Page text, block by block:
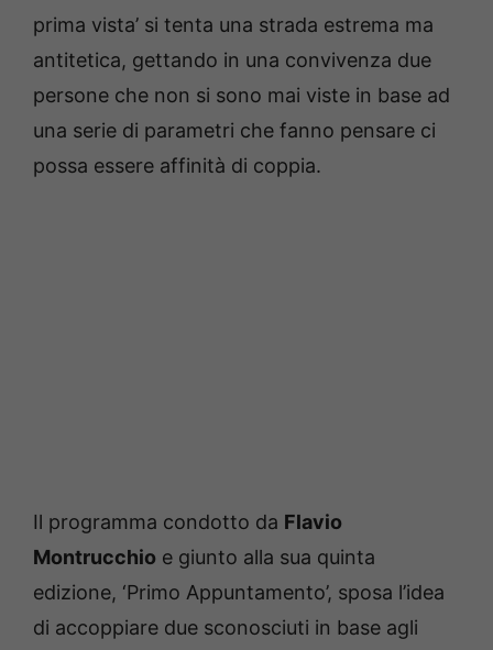
prima vista’ si tenta una strada estrema ma
antitetica, gettando in una convivenza due
persone che non si sono mai viste in base ad
una serie di parametri che fanno pensare ci
possa essere affinità di coppia.
Il programma condotto da Flavio
Montrucchio e giunto alla sua quinta
edizione, ‘Primo Appuntamento’, sposa l’idea
di accoppiare due sconosciuti in base agli